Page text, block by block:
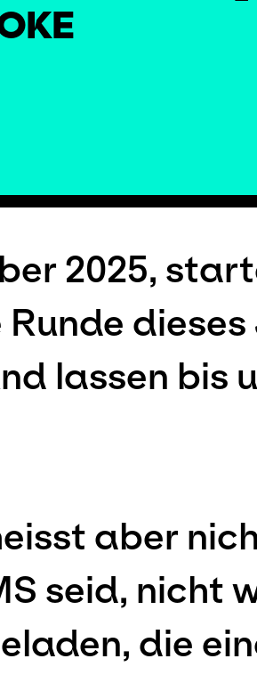
2025,
dieses
lassen bis
aber
seid, nicht
die